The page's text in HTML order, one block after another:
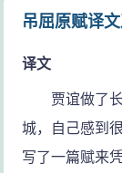
吊屈原赋译
译文
贾谊做了长
城，自己感到
写了一篇赋来